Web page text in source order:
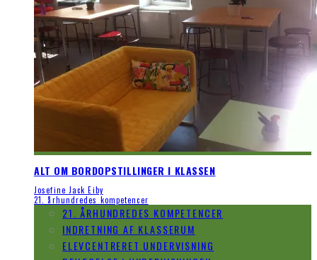
ALT OM BORDOPSTILLINGER I KLASSEN
Josefine Jack Eiby
21. århundredes kompetencer
21. ÅRHUNDREDES KOMPETENCER
INDRETNING AF KLASSERUM
ELEVCENTRERET UNDERVISNING